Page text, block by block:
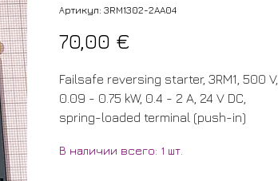
Артикул: 3RM1302-2AA04
70,00 €
Failsafe reversing starter, 3RM1, 500 V,
0.09 - 0.75 kW, 0.4 - 2 A, 24 V DC,
spring-loaded terminal (push-in)
В наличии всего: 1 шт.